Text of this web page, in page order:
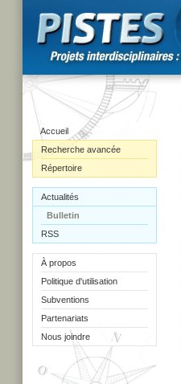
Accueil
Recherche avancée
Répertoire
Actualités
Bulletin
RSS
À propos
Politique d'utilisation
Subventions
Partenariats
Nous joindre